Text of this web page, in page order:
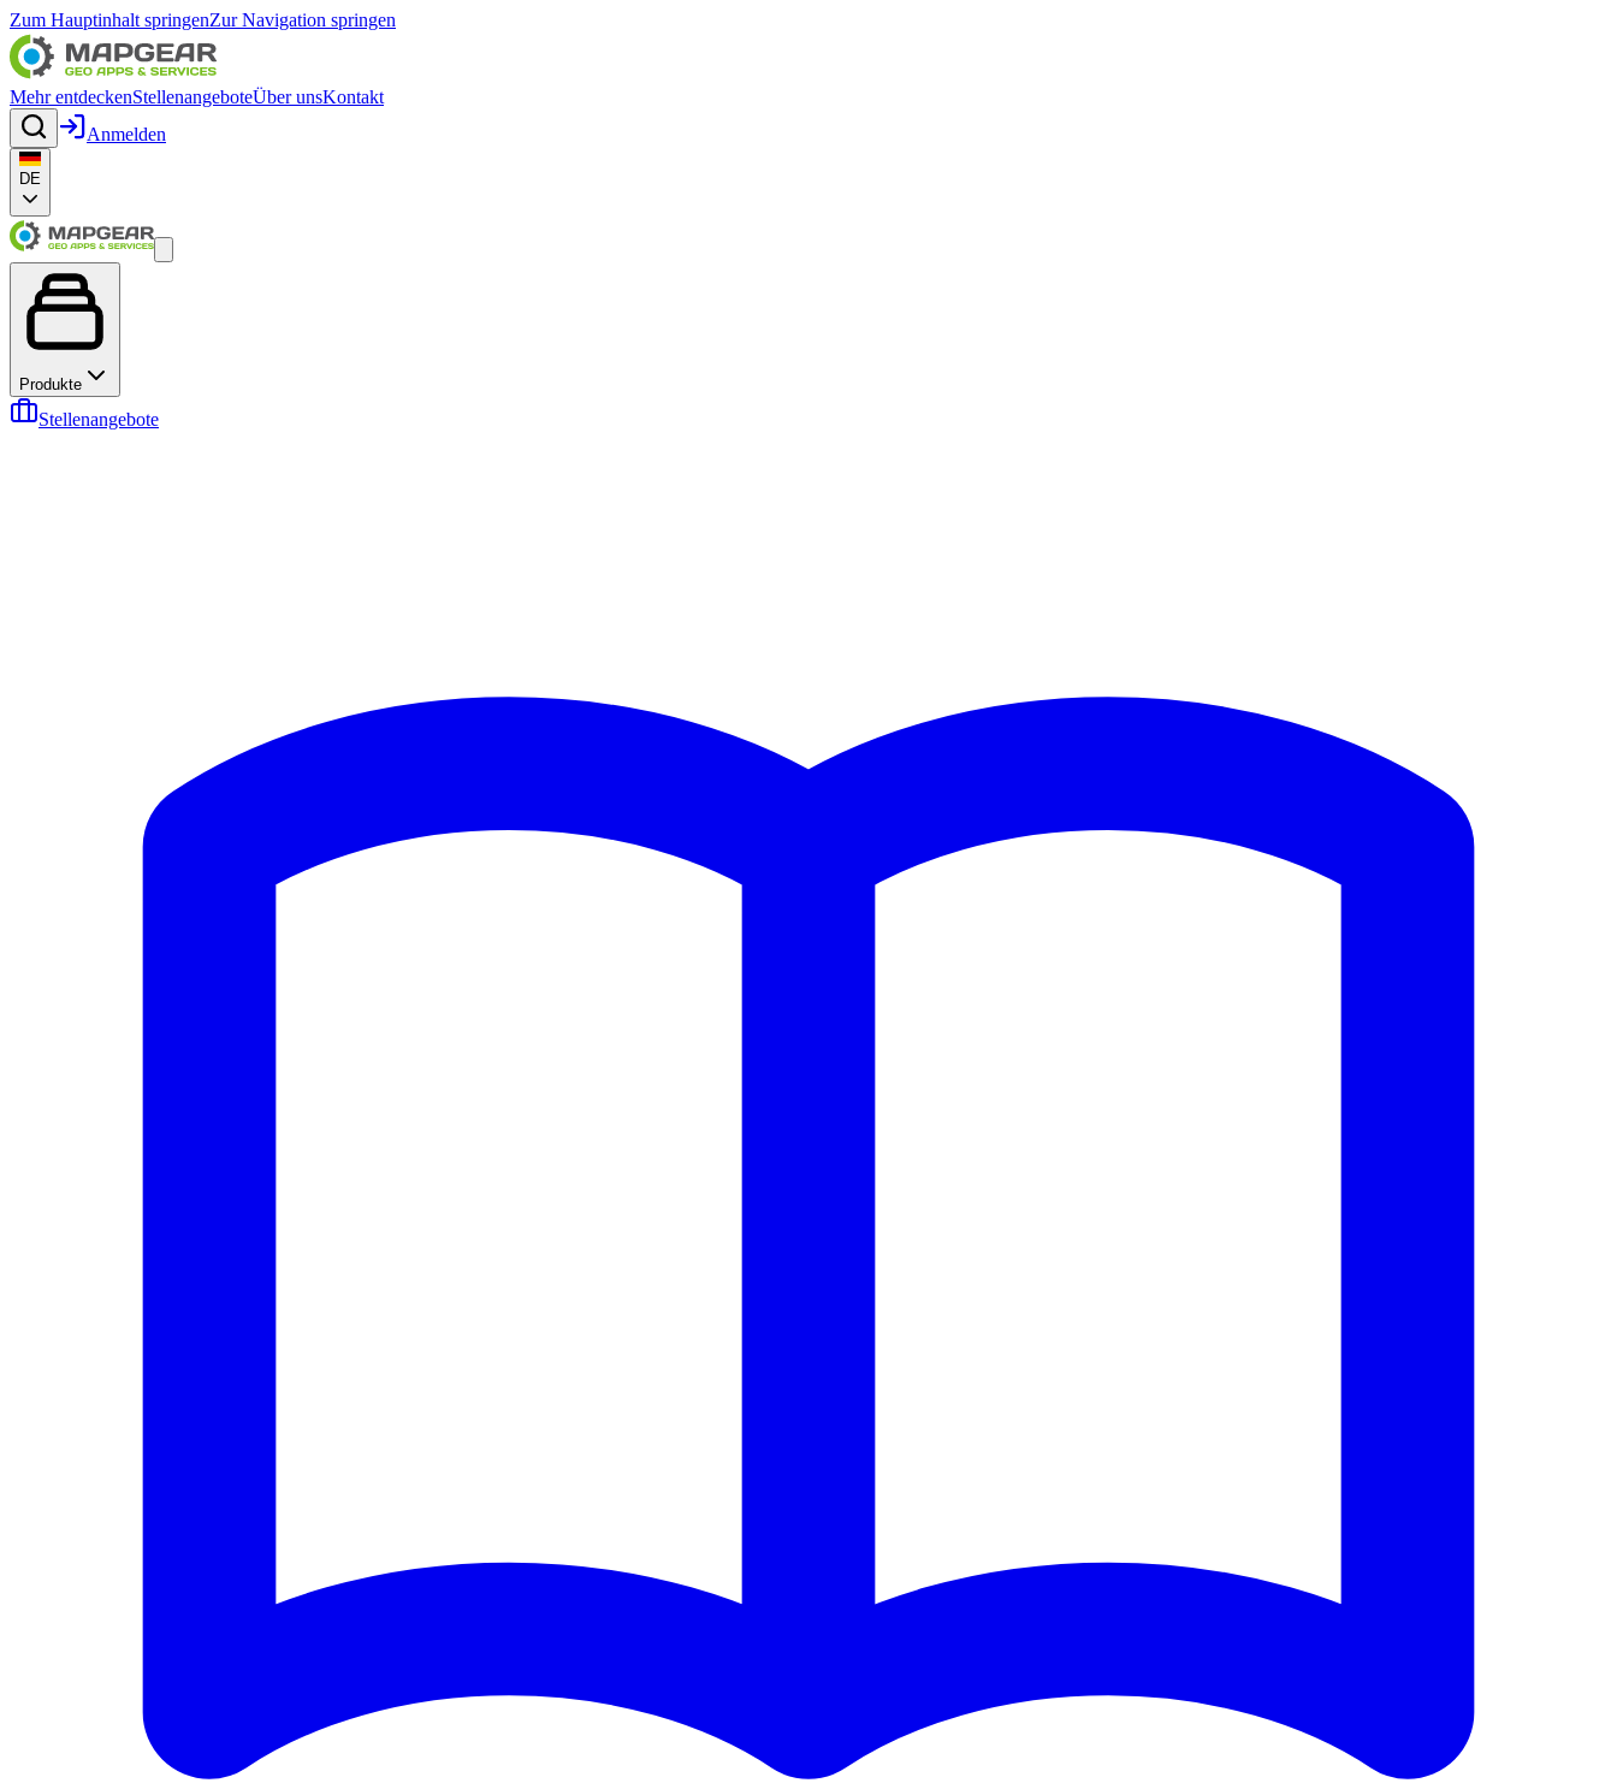
Zum Hauptinhalt springenZur Navigation springen
Mehr entdeckenStellenangeboteÜber unsKontakt
Anmelden
DE
Produkte
Stellenangebote